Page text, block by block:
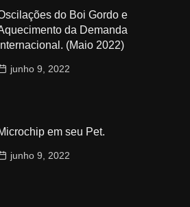
do Boi Gordo e
da Demanda
Internacional. (Maio 2022)
junho 9, 2022
em seu Pet.
junho 9, 2022